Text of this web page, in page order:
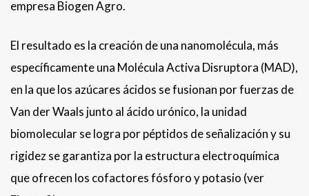
empresa Biogen Agro.
El resultado es la creación de una nanomolécula, más
específicamente una Molécula Activa Disruptora (MAD),
en la que los azúcares ácidos se fusionan por fuerzas de
Van der Waals junto al ácido urónico, la unidad
biomolecular se logra por péptidos de señalización y su
rigidez se garantiza por la estructura electroquímica
que ofrecen los cofactores fósforo y potasio (ver